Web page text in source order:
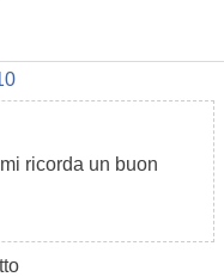
ricorda un buon